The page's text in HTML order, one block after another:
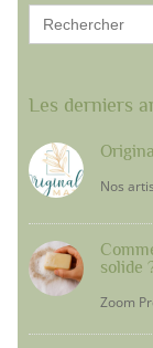
Search
for:
Les derniers
Nos
solide
Zoom